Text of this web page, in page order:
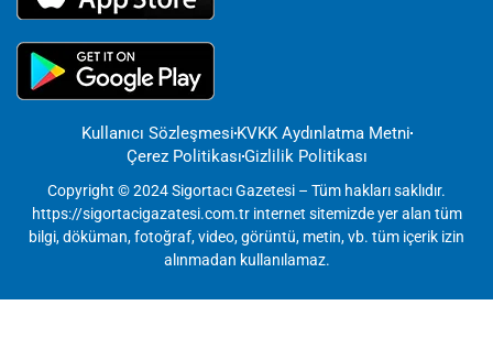
Kullanıcı SözleşmesiKVKK Aydınlatma Metni
Çerez PolitikasıGizlilik Politikası
Copyright © 2024 Sigortacı Gazetesi – Tüm hakları saklıdır.
https://sigortacigazatesi.com.tr internet sitemizde yer alan tüm
bilgi, döküman, fotoğraf, video, görüntü, metin, vb. tüm içerik izin
alınmadan kullanılamaz.